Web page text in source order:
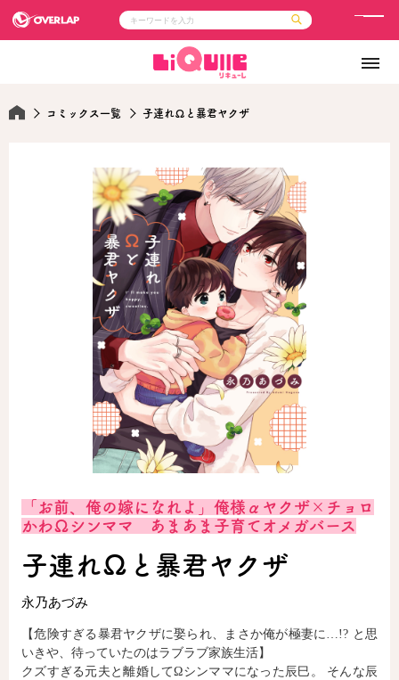
ラブパルフェ
ライトノベル
ノベルスf
ロサージュノベルス
企業
会社概要
アクセス
オーバーラップホールディングス
お問い合わせはこちら
オーバーラップ文庫
オーバーラップノベルス
オーバーラップノベルスf
ロサージュノベルス
コミックガルド
メ
コミックス一覧 子連れΩと暴君ヤクザ
「お前、俺の嫁になれよ」俺様αヤクザ×チョロ
かわΩシンママ あまあま子育てオメガバース
子連れΩと暴君ヤクザ
永乃あづみ
【危険すぎる暴君ヤクザに娶られ、まさか俺が極妻に…!? と思
いきや、待っていたのはラブラブ家族生活】
クズすぎる元夫と離婚してΩシンママになった辰巳。 そんな辰